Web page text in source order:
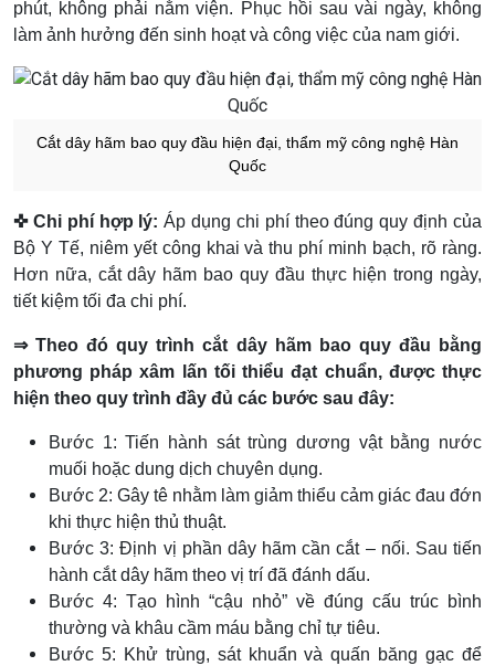
phút, không phải nằm viện. Phục hồi sau vài ngày, không
làm ảnh hưởng đến sinh hoạt và công việc của nam giới.
Cắt dây hãm bao quy đầu hiện đại, thẩm mỹ công nghệ Hàn
Quốc
✜ Chi phí hợp lý: Áp dụng chi phí theo đúng quy định của
Bộ Y Tế, niêm yết công khai và thu phí minh bạch, rõ ràng.
Hơn nữa, cắt dây hãm bao quy đầu thực hiện trong ngày,
tiết kiệm tối đa chi phí.
⇒ Theo đó quy trình cắt dây hãm bao quy đầu bằng
phương pháp xâm lấn tối thiểu đạt chuẩn, được thực
hiện theo quy trình đầy đủ các bước sau đây:
Bước 1: Tiến hành sát trùng dương vật bằng nước
muối hoặc dung dịch chuyên dụng.
Bước 2: Gây tê nhằm làm giảm thiểu cảm giác đau đớn
khi thực hiện thủ thuật.
Bước 3: Định vị phần dây hãm cần cắt – nối. Sau tiến
hành cắt dây hãm theo vị trí đã đánh dấu.
Bước 4: Tạo hình “cậu nhỏ” về đúng cấu trúc bình
thường và khâu cầm máu bằng chỉ tự tiêu.
Bước 5: Khử trùng, sát khuẩn và quấn băng gạc để